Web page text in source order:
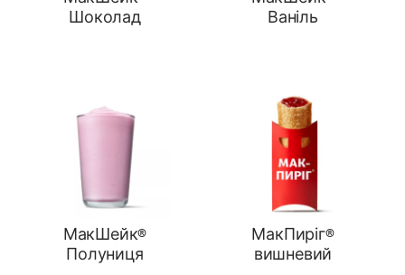
Шоколад
Ваніль
МакШейк®
Полуниця
МакПиріг®
вишневий